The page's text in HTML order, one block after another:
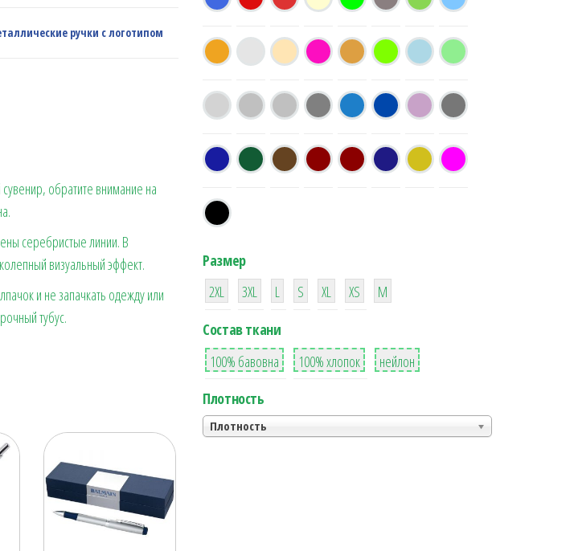
ручки с логотипом
обратите внимание на
серебристые линии. В
визуальный эффект.
и не запачкать одежду или
тубус.
Размер
38
2XL
16
3XL
42
L
42
S
42
XL XS
М
Состав ткани
8
100% бавовна
36
100% хлопок
2
нейлон
Плотность
Плотность